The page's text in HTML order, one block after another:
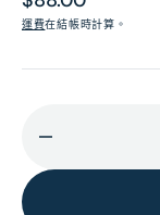
價
運費在結帳時計算。